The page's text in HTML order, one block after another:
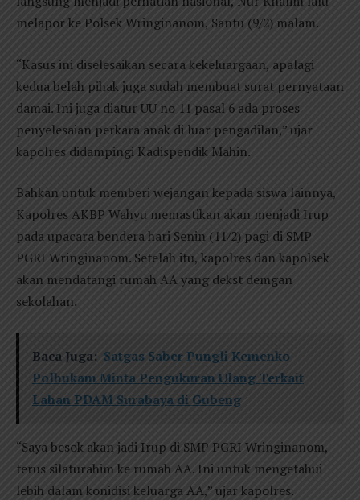
melapor ke Polsek Wringinanom, Santu (9/2) malam.
“Kasus ini diselesaikan secara kekeluargaan, apalagi
kedua belah pihak juga sudah membuat surat pernyataan
damai. Ini juga diatur UU no 11 pasal 6 ada proses
penyelesaian perkara anak di luar pengadilan,” ujar
kapolres didampingi Kadispendik Mahin.
Bahkan untuk memberi wejangan kepada siswa lainnya,
Kapolres AKBP Wahyu memastikan akan menjadi Irup
pada upacara bendera hari Senin (11/2) pagi di SMP
PGRI Wringinanom. Setelah itu, kapolres dan kapolsek
akan mendatangi rumah AA yang dekst demgan
sekolahan.
Baca Juga: Satgas Saber Pungli Kemenko
Polhukam Minta Pengukuran Ulang Terkait
Lahan PDAM Surabaya di Gubeng
“Saya besok akan jadi Irup di SMP PGRI Wringinanom,
terus silaturahim ke rumah AA. Ini untuk mengetahui
lebih dalam konidisi keluarga AA,” ujar kapolres.